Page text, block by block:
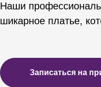
Наши
шикарное платье,
Записаться на